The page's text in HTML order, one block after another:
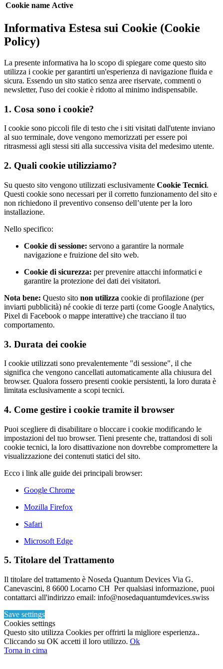
Cookie name Active
Informativa Estesa sui Cookie (Cookie
Policy)
La presente informativa ha lo scopo di spiegare come questo sito
utilizza i cookie per garantirti un'esperienza di navigazione fluida e
sicura. Essendo un sito statico senza aree riservate, commenti o
newsletter, l'uso dei cookie è ridotto al minimo indispensabile.
1. Cosa sono i cookie?
I cookie sono piccoli file di testo che i siti visitati dall'utente inviano
al suo terminale, dove vengono memorizzati per essere poi
ritrasmessi agli stessi siti alla successiva visita del medesimo utente.
2. Quali cookie utilizziamo?
Su questo sito vengono utilizzati esclusivamente Cookie Tecnici.
Questi cookie sono necessari per il corretto funzionamento del sito e
non richiedono il preventivo consenso dell’utente per la loro
installazione.
Nello specifico:
Cookie di sessione: servono a garantire la normale
navigazione e fruizione del sito web.
Cookie di sicurezza: per prevenire attacchi informatici e
garantire la protezione dei dati dei visitatori.
Nota bene: Questo sito non utilizza cookie di profilazione (per
inviarti pubblicità) né cookie di terze parti (come Google Analytics,
Pixel di Facebook o mappe interattive) che tracciano il tuo
comportamento.
3. Durata dei cookie
I cookie utilizzati sono prevalentemente "di sessione", il che
significa che vengono cancellati automaticamente alla chiusura del
browser. Qualora fossero presenti cookie persistenti, la loro durata è
limitata esclusivamente a scopi tecnici.
4. Come gestire i cookie tramite il browser
Puoi scegliere di disabilitare o bloccare i cookie modificando le
impostazioni del tuo browser. Tieni presente che, trattandosi di soli
cookie tecnici, la loro disattivazione non dovrebbe compromettere la
visualizzazione dei contenuti statici del sito.
Ecco i link alle guide dei principali browser:
Google Chrome
Mozilla Firefox
Safari
Microsoft Edge
5. Titolare del Trattamento
Il titolare del trattamento è Noseda Quantum Devices Via G.
Canevascini, 8 6600 Locarno CH Per qualsiasi informazione, puoi
contattarci all'indirizzo email: info@nosedaquantumdevices.swiss
Save settings
Cookies settings
Questo sito utilizza Cookies per offrirti la migliore esperienza..
Cliccando su OK accetti il loro utilizzo. Ok
Torna in cima